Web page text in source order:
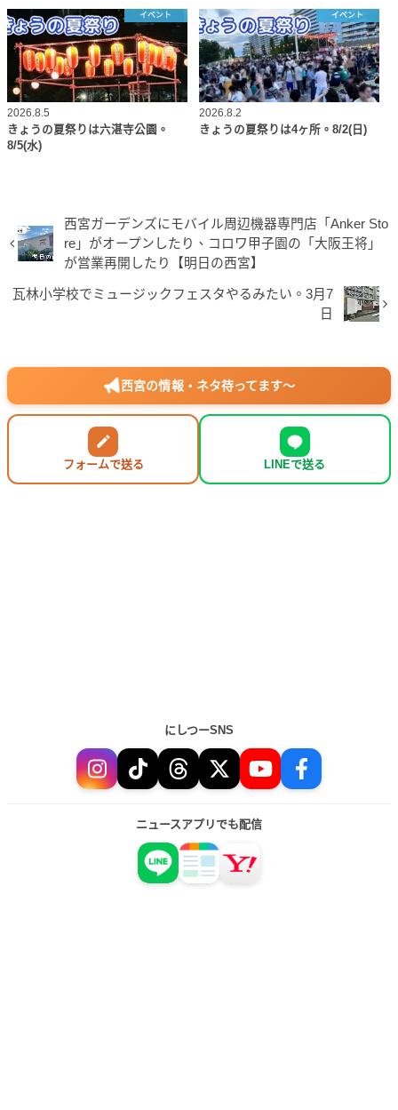
イベント
2026.8.5
きょうの夏祭りは六湛寺公園。
8/5(水)
イベント
2026.8.2
きょうの夏祭りは4ヶ所。8/2(日)
西宮ガーデンズにモバイル周辺機器専門店「Anker Sto
re」がオープンしたり、コロワ甲子園の「大阪王将」
が営業再開したり【明日の西宮】
瓦林小学校でミュージックフェスタやるみたい。3月7
日
西宮の情報・ネタ待ってます〜
フォームで送る LINEで送る
にしつーSNS
ニュースアプリでも配信